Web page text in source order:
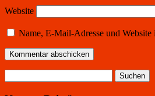
Website
Name, E-Mail-Adresse und
nach: